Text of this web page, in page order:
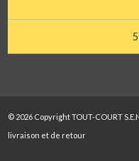
© 2026 Copyright TOUT-COURT
livraison et de retour